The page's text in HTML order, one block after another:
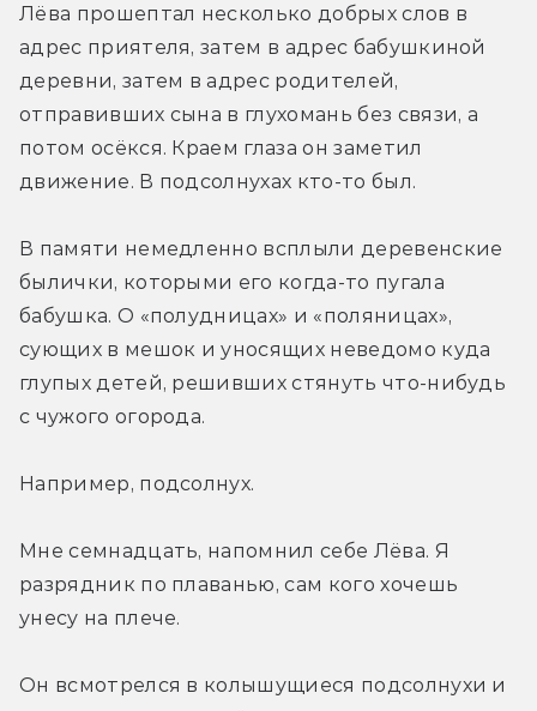
Лёва прошептал несколько добрых слов в
адрес приятеля, затем в адрес бабушкиной
деревни, затем в адрес родителей,
отправивших сына в глухомань без связи, а
потом осёкся. Краем глаза он заметил
движение. В подсолнухах кто-то был.
В памяти немедленно всплыли деревенские
былички, которыми его когда-то пугала
бабушка. О «полудницах» и «поляницах»,
сующих в мешок и уносящих неведомо куда
глупых детей, решивших стянуть что-нибудь
с чужого огорода.
Например, подсолнух.
Мне семнадцать, напомнил себе Лёва. Я
разрядник по плаванью, сам кого хочешь
унесу на плече.
Он всмотрелся в колышущиеся подсолнухи и